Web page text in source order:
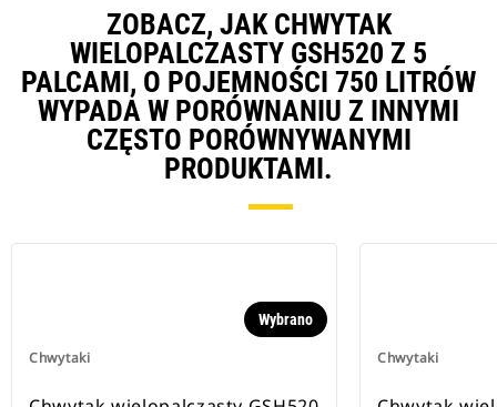
ZOBACZ, JAK CHWYTAK
WIELOPALCZASTY GSH520 Z 5
PALCAMI, O POJEMNOŚCI 750 LITRÓW
WYPADA W PORÓWNANIU Z INNYMI
CZĘSTO PORÓWNYWANYMI
PRODUKTAMI.
Chwytaki
Wybrano
Chwytaki